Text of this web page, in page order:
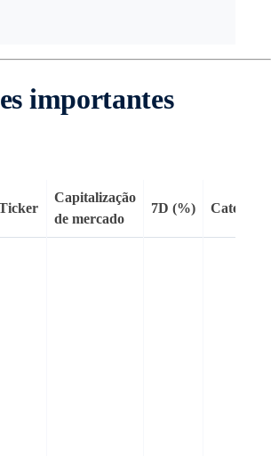
importantes
Capitalização
de mercado
7D (%) Categoria